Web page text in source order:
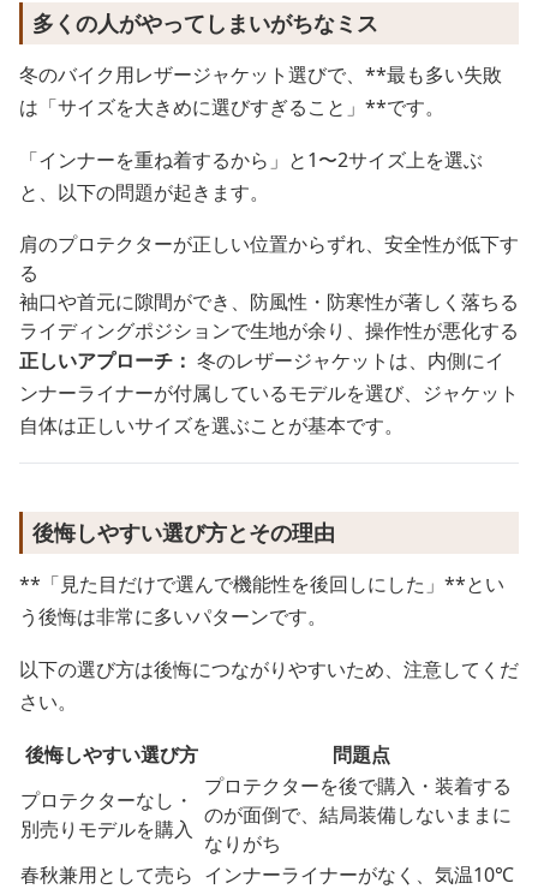
多くの人がやってしまいがちなミス
冬のバイク用レザージャケット選びで、**最も多い失敗
は「サイズを大きめに選びすぎること」**です。
「インナーを重ね着するから」と1〜2サイズ上を選ぶ
と、以下の問題が起きます。
肩のプロテクターが正しい位置からずれ、安全性が低下す
る
袖口や首元に隙間ができ、防風性・防寒性が著しく落ちる
ライディングポジションで生地が余り、操作性が悪化する
正しいアプローチ： 冬のレザージャケットは、内側にイ
ンナーライナーが付属しているモデルを選び、ジャケット
自体は正しいサイズを選ぶことが基本です。
後悔しやすい選び方とその理由
**「見た目だけで選んで機能性を後回しにした」**とい
う後悔は非常に多いパターンです。
以下の選び方は後悔につながりやすいため、注意してくだ
さい。
後悔しやすい選び方
問題点
プロテクターなし・
別売りモデルを購入
プロテクターを後で購入・装着する
のが面倒で、結局装備しないままに
なりがち
春秋兼用として売ら インナーライナーがなく、気温10℃